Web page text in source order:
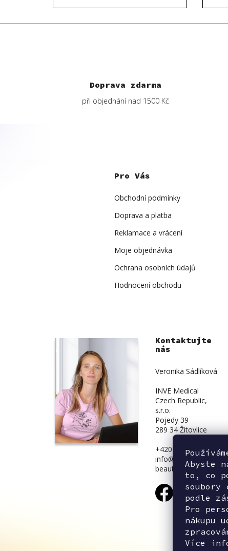
Abyste
to, co
soubory
podle
Pro
nákupu
Více
Doprava zdarma
při objednání nad 1500 Kč
Pro Vás
Obchodní podmínky
Doprava a platba
Reklamace a vrácení
Moje objednávka
Ochrana osobních údajů
Hodnocení obchodu
Kontaktujte
nás
Veronika Sádlíková
INVE Medical
Czech Republic,
s.r.o.
Pojedy 39
289 34 Žitovlice
+420 734 839 831
info@inve-
beauty.cz